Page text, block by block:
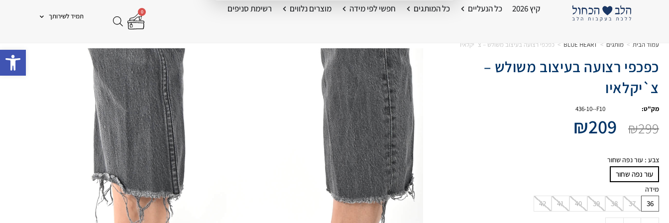
קיץ 2026 כל הנעליים כל המותגים חפשי לפי מידה מוצרים נלווים רשימת סניפים 0
תמיד לשירותך
עמוד הבית > מותגים >
BLUE HEART
> כפכפי רצועה בעיצוב משולש – צ`יקלאיו
כפכפי רצועה בעיצוב משולש –
צ`יקלאיו
מק"ט: 436-10--F10
₪299
₪209
צבע : עור נפה שחור
עור נפה שחור
מידה
36
37
38
39
40
41
42